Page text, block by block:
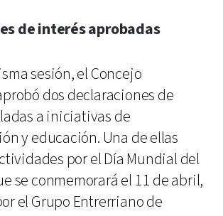
de interés aprobadas
sesión, el Concejo
dos declaraciones de
a iniciativas de
y educación. Una de ellas
por el Día Mundial del
se conmemorará el 11 de abril,
el Grupo Entrerriano de